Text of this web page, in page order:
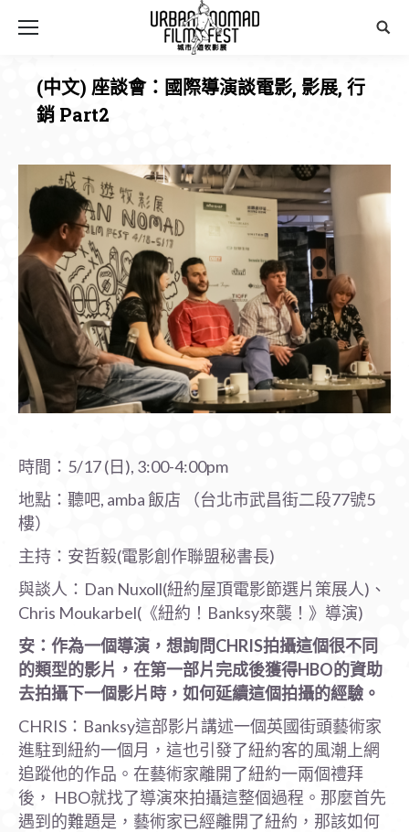
(中文) 座談會：國際導演談電影, 影展, 行
銷 Part2
時間：5/17 (日), 3:00-4:00pm
地點：聽吧, amba 飯店 （台北市武昌街二段77號5
樓）
主持：安哲毅(電影創作聯盟秘書長)
與談人：Dan Nuxoll(紐約屋頂電影節選片策展人)、
Chris Moukarbel(《紐約！Banksy來襲！》導演)
安：作為一個導演，想詢問CHRIS拍攝這個很不同
的類型的影片，在第一部片完成後獲得HBO的資助
去拍攝下一個影片時，如何延續這個拍攝的經驗。
CHRIS：Banksy這部影片講述一個英國街頭藝術家
進駐到紐約一個月，這也引發了紐約客的風潮上網
追蹤他的作品。在藝術家離開了紐約一兩個禮拜
後， HBO就找了導演來拍攝這整個過程。那麼首先
遇到的難題是，藝術家已經離開了紐約，那該如何